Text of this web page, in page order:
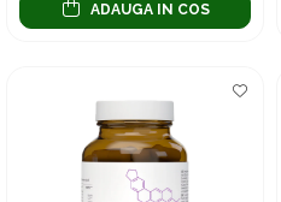
ADAUGA IN COS